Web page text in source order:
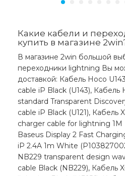
Какие кабели и
купить в магазине
В магазине 2win большой
переходники lightning Вы
доставкой: Кабель Hoco
cable iP Black (U143), Кабель
standard Transparent
cable iP Black (U121), Кабель
charger cable for lightning 1M
Baseus Display 2 Fast
iP 2.4A 1m White
NB229 transparent design
cable Black (NB229), Кабель